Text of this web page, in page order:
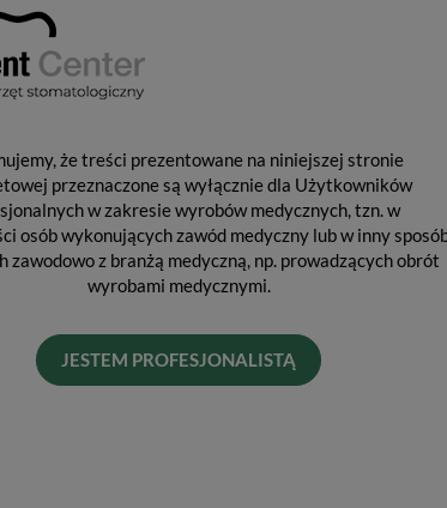
że treści prezentowane na niniejszej stronie
przeznaczone są wyłącznie dla Użytkowników
w zakresie wyrobów medycznych, tzn. w
osób wykonujących zawód medyczny lub w inny
zawodowo z branżą medyczną, np. prowadzących obrót
wyrobami medycznymi.
JESTEM PROFESJONALISTĄ
do rękawów Euroseal Infinty